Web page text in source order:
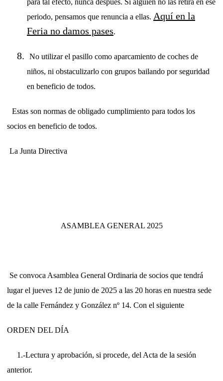
para tal efecto, nunca después. Si alguien no las retira en ese
periodo, pensamos que renuncia a ellas. Aquí en la
Feria no damos pases.
No utilizar el pasillo como aparcamiento de coches de
niños, ni obstaculizarlo con grupos bailando por seguridad
en beneficio de todos.
Estas son normas de obligado cumplimiento para todos los
socios en beneficio de todos.
La Junta Directiva
ASAMBLEA GENERAL 2025
Se convoca Asamblea General Ordinaria de socios que tendrá
lugar el jueves 12 de junio de 2025 a las 20 horas en nuestra sede
de la calle Fernández y González nº 14. Con el siguiente
ORDEN DEL DÍA
1.-Lectura y aprobación, si procede, del Acta de la sesión
anterior.